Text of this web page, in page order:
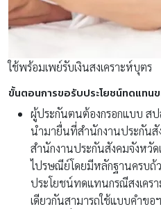
ใช้พร้อมเพย์รับเงินสงเคราะห์บุตร
ขั้นตอนการขอรับประโยชน์ทดแ
ผู้ประกันตนต้องกรอกแบบ ส
นำมายื่นที่สำนักงานประกัน
สำนักงานประกันสังคมจังหวั
ไปรษณีย์โดยมีหลักฐานครบ
ประโยชน์ทดแทนกรณีสงเคร
เดียวกันสามารถใช้แบบคำขอ